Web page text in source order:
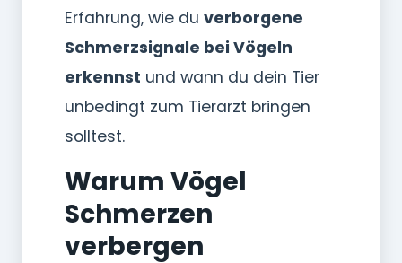
Erfahrung, wie du verborgene
Schmerzsignale bei Vögeln
erkennst und wann du dein Tier
unbedingt zum Tierarzt bringen
solltest.
Warum Vögel
Schmerzen
verbergen